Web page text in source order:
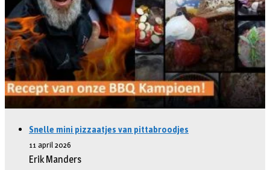
Snelle mini pizzaatjes van pittabroodjes
11 april 2026
Erik Manders